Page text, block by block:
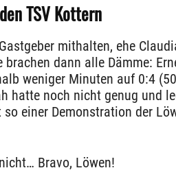
TSV Kottern
mithalten, ehe
dann alle Dämme:
weniger Minuten auf 0:4
hatte noch nicht genug und
einer Demonstration der
Bravo, Löwen!